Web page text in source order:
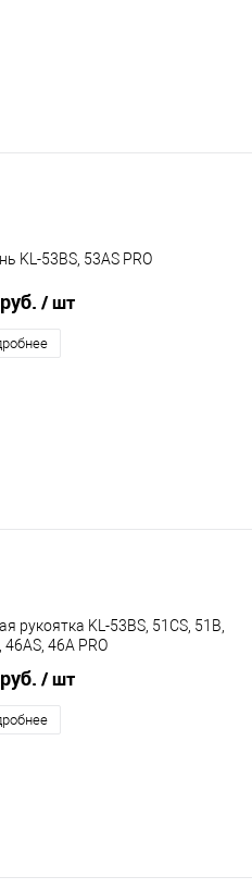
KL-53BS, 53AS PRO
/ шт
рукоятка KL-53BS, 51CS, 51B,
46AS, 46A PRO
/ шт